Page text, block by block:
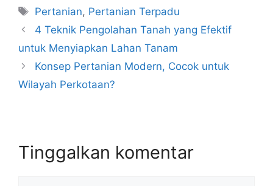
Pertanian, Pertanian Terpadu
4 Teknik Pengolahan Tanah yang Efektif
untuk Menyiapkan Lahan Tanam
Konsep Pertanian Modern, Cocok untuk
Wilayah Perkotaan?
Tinggalkan komentar